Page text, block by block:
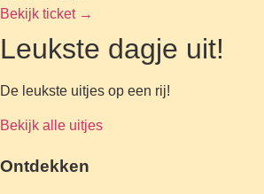
Bekijk ticket →
Leukste dagje uit!
De leukste uitjes op een rij!
Bekijk alle uitjes
Ontdekken